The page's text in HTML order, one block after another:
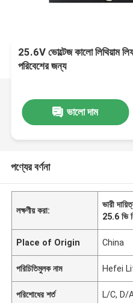
25.6V ভোল্টেজ কালো লিথিয়াম
পরিবেশের জন্য
ভালো দাম
পণ্যের বর্ণনা
লক্ষণীয় করা:
ভারী
25.6 ভি
Place of Origin China
পরিচিতিমুলক নাম Hefei
পরিশোধের শর্ত L/C, D/A,